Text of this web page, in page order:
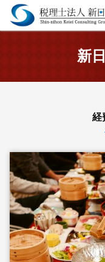
企業理念
お客様の声
事務所案内
新
経